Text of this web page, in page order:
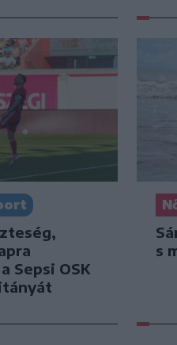
Sepsi OSK
s